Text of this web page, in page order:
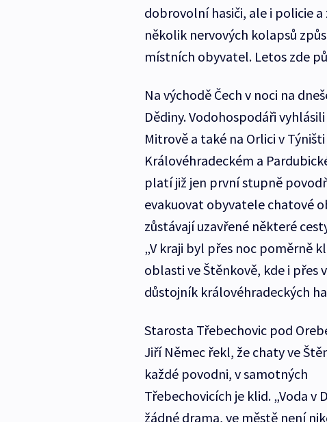
dobrovolní hasiči, ale i policie
několik nervových kolapsů
místních obyvatel. Letos zde
Na východě Čech v noci na
Dědiny. Vodohospodáři
Mitrově a také na Orlici v
Královéhradeckém a
platí již jen první stupně
evakuovat obyvatele chatové
zůstávají uzavřené některé
„V kraji byl přes noc poměrně
oblasti ve Štěnkově, kde i přes
důstojník královéhradeckých
Starosta Třebechovic pod
Jiří Němec řekl, že chaty ve
každé povodni, v samotných
Třebechovicích je klid. „Voda
žádné drama, ve městě není